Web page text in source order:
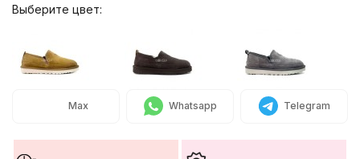
Выберите цвет:
Max Whatsapp Telegram